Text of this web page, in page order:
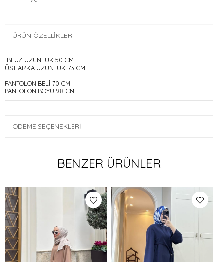
ÜRÜN ÖZELLIKLERI
BLUZ UZUNLUK 50 CM
ÜST ARKA UZUNLUK 73 CM
PANTOLON BELİ 70 CM
PANTOLON BOYU 98 CM
ÖDEME SEÇENEKLERI
BENZER ÜRÜNLER